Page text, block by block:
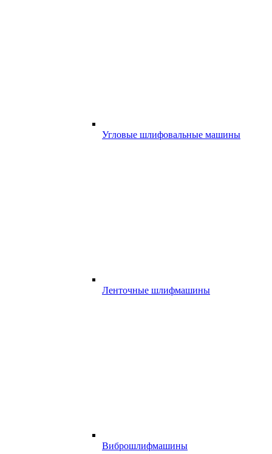
Угловые шлифовальные машины
Ленточные шлифмашины
Виброшлифмашины